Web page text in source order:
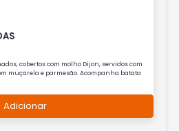
cobertos com molho Dijon, servidos com
muçarela e parmesão. Acompanha batata
Adicionar